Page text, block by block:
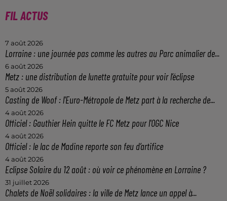
FIL ACTUS
7 août 2026
Lorraine : une journée pas comme les autres au Parc animalier de...
6 août 2026
Metz : une distribution de lunette gratuite pour voir l’éclipse
5 août 2026
Casting de Woof : l'Euro-Métropole de Metz part à la recherche de...
4 août 2026
Officiel : Gauthier Hein quitte le FC Metz pour l'OGC Nice
4 août 2026
Officiel : le lac de Madine reporte son feu d’artifice
4 août 2026
Eclipse Solaire du 12 août : où voir ce phénomène en Lorraine ?
31 juillet 2026
Chalets de Noël solidaires : la ville de Metz lance un appel à...